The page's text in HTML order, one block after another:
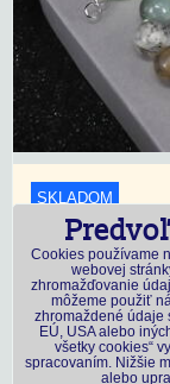
SKLADOM
18,45 €s
Dostupnosť:
ks
Cookies používame
webovej
zhromažďovanie
môžeme použiť
zhromaždené údaje
EÚ, USA alebo
všetky cookies“
spracovaním. Nižšie
alebo